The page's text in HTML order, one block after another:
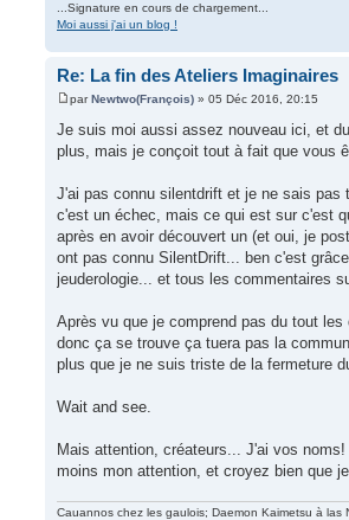
...Signature en cours de chargement...
Moi aussi j'ai un blog !
Re: La fin des Ateliers Imaginaires
parNewtwo(François) » 05 Déc 2016, 20:15
Je suis moi aussi assez nouveau ici, et
plus, mais je conçoit tout à fait que vous
J'ai pas connu silentdrift et je ne sais pas
c'est un échec, mais ce qui est sur c'est
après en avoir découvert un (et oui, je
ont pas connu SilentDrift... ben c'est
jeuderologie... et tous les commentaires
Après vu que je comprend pas du tout
donc ça se trouve ça tuera pas la
plus que je ne suis triste de la fermeture
Wait and see.
Mais attention, créateurs... J'ai vos
moins mon attention, et croyez bien que
Cauannos chez les gaulois; Daemon Kaimetsu à las